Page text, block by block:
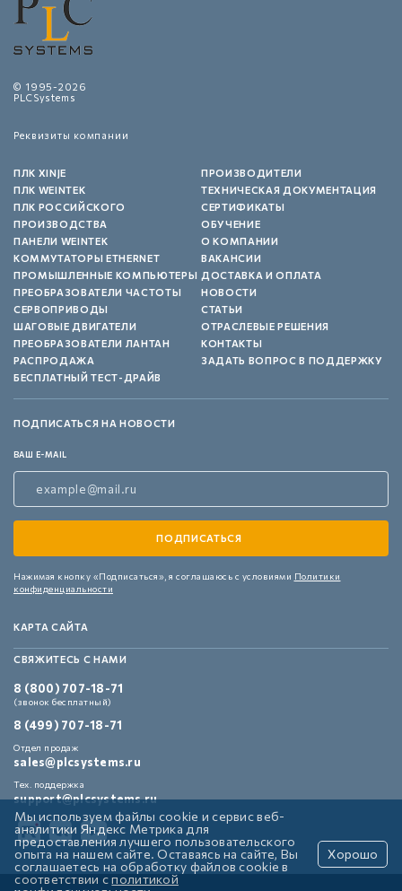
© 1995-2026
PLCSystems
Реквизиты компании
ПЛК XINJE
ПЛК WEINTEK
ПЛК РОССИЙСКОГО
ПРОИЗВОДСТВА
ПАНЕЛИ WEINTEK
КОММУТАТОРЫ ETHERNET
ПРОМЫШЛЕННЫЕ КОМПЬЮТЕРЫ
ПРЕОБРАЗОВАТЕЛИ ЧАСТОТЫ
СЕРВОПРИВОДЫ
ШАГОВЫЕ ДВИГАТЕЛИ
ПРЕОБРАЗОВАТЕЛИ ЛАНТАН
РАСПРОДАЖА
БЕСПЛАТНЫЙ ТЕСТ-ДРАЙВ
ПРОИЗВОДИТЕЛИ
ТЕХНИЧЕСКАЯ ДОКУМЕНТАЦИЯ
СЕРТИФИКАТЫ
ОБУЧЕНИЕ
О КОМПАНИИ
ВАКАНСИИ
ДОСТАВКА И ОПЛАТА
НОВОСТИ
СТАТЬИ
ОТРАСЛЕВЫЕ РЕШЕНИЯ
КОНТАКТЫ
ЗАДАТЬ ВОПРОС В ПОДДЕРЖКУ
ПОДПИСАТЬСЯ НА НОВОСТИ
ВАШ E-MAIL
Нажимая кнопку «Подписаться», я соглашаюсь с условиями Политики
конфиденциальности
КАРТА САЙТА
СВЯЖИТЕСЬ С НАМИ
8 (800) 707-18-71
(звонок бесплатный)
8 (499) 707-18-71
Отдел продаж
sales@plcsystems.ru
Тех. поддержка
support@plcsystems.ru
Мы используем файлы cookie и сервис веб-
аналитики Яндекс Метрика для
предоставления лучшего пользовательского
опыта на нашем сайте. Оставаясь на сайте, Вы
соглашаетесь на обработку файлов cookie в
соответствии сполитикой
Хорошо